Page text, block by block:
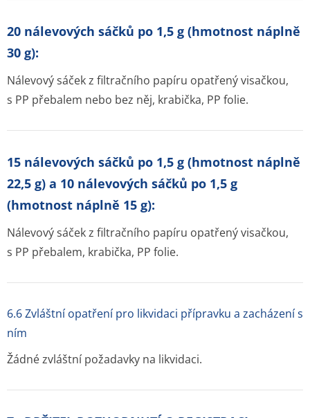
20 nálevových sáčků po 1,5 g (hmotnost náplně
30 g):
Nálevový sáček z filtračního papíru opatřený visačkou,
s PP přebalem nebo bez něj, krabička, PP folie.
15 nálevových sáčků po 1,5 g (hmotnost náplně
22,5 g) a 10 nálevových sáčků po 1,5 g
(hmotnost náplně 15 g):
Nálevový sáček z filtračního papíru opatřený visačkou,
s PP přebalem, krabička, PP folie.
6.6 Zvláštní opatření pro likvidaci přípravku a zacházení s
ním
Žádné zvláštní požadavky na likvidaci.